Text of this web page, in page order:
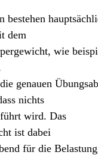
bestehen
dem
wie
genauen
nichts
wird. Das
ist dabei
für die